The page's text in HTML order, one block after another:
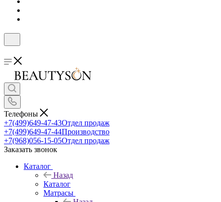
Телефоны
+7(499)649-47-43Отдел продаж
+7(499)649-47-44Производство
+7(968)056-15-05Отдел продаж
Заказать звонок
Каталог
Назад
Каталог
Матрасы